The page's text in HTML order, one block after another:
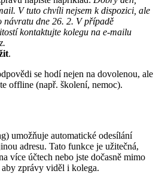
V tuto chvíli nejsem k dispozici, ale
návratu dne 26. 2. V případě
kontaktujte kolegu na e-mailu
.
.
se hodí nejen na dovolenou, ale
offline (např. školení, nemoc).
umožňuje automatické odesílání
adresu. Tato funkce je užitečná,
více účtech nebo jste dočasně mimo
zprávy viděl i kolega.